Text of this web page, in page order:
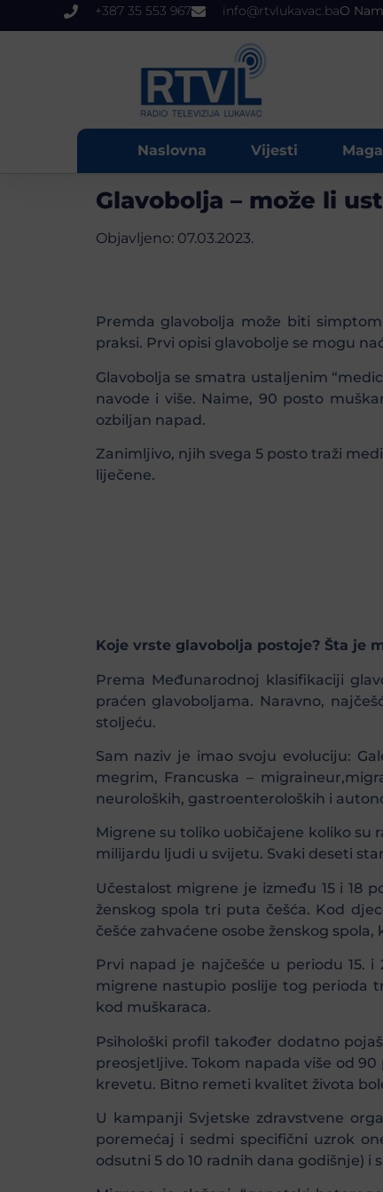
+387 35 553 967 info@rtvlukavac.baO
Naslovna Vijesti
Glavobolja – može li
Objavljeno: 07.03.2023.
Premda glavobolja može biti
praksi. Prvi opisi glavobolje se mogu
Glavobolja se smatra ustaljenim
navode i više. Naime, 90 posto
ozbiljan napad.
Zanimljivo, njih svega 5 posto traži
liječene.
Koje vrste glavobolja postoje? Šta je
Prema Međunarodnoj klasifikaciji
praćen glavoboljama. Naravno,
stoljeću.
Sam naziv je imao svoju evoluciju:
megrim, Francuska –
neuroloških, gastroenteroloških i
Migrene su toliko uobičajene koliko su
milijardu ljudi u svijetu. Svaki deseti
Učestalost migrene je između 15 i 18
ženskog spola tri puta češća. Kod
češće zahvaćene osobe ženskog
Prvi napad je najčešće u periodu 15.
migrene nastupio poslije tog perioda
kod muškaraca.
Psihološki profil također dodatno
preosjetljive. Tokom napada više od
krevetu. Bitno remeti kvalitet života
U kampanji Svjetske zdravstvene
poremećaj i sedmi specifični uzrok
odsutni 5 do 10 radnih dana godišnje) i